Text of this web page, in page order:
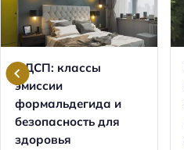
ЛДСП: классы
эмиссии
формальдегида и
безопасность для
здоровья